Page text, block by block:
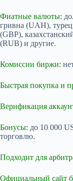
Фиатные валюты:
гривна (UAH),
(GBP),
(RUB) и другие.
Комиссии биржи:
Быстрая покупка и
Верификация
Бонусы: до 10 000
торговлю.
Подходит для
Официальный сайт